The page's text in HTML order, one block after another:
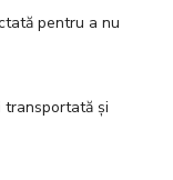
pentru a nu
transportată și